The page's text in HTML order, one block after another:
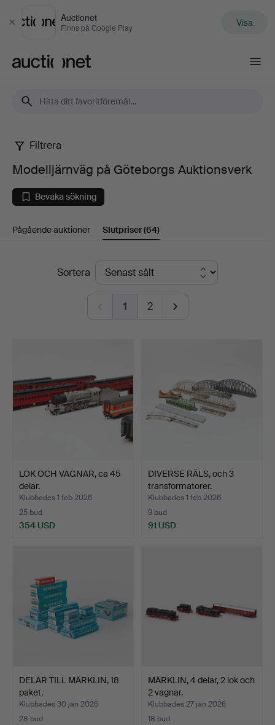
Stäng
Auctionet
Finns på Google Play Visa
Modelljärnväg
på
Göteborgs
Auktionsverk
Filtrera
Modelljärnväg på Göteborgs Auktionsverk
Bevaka sökning
Pågående auktioner Slutpriser(64)
SlutpriserSortera
1 2
LOK OCH VAGNAR, ca 45
delar.
Klubbades 1 feb 2026
25 bud
354 USD
DIVERSE RÄLS, och 3
transformatorer.
Klubbades 1 feb 2026
9 bud
91 USD
DELAR TILL MÄRKLIN, 18
paket.
Klubbades 30 jan 2026
28 bud
MÄRKLIN, 4 delar, 2 lok och
2 vagnar.
Klubbades 27 jan 2026
18 bud